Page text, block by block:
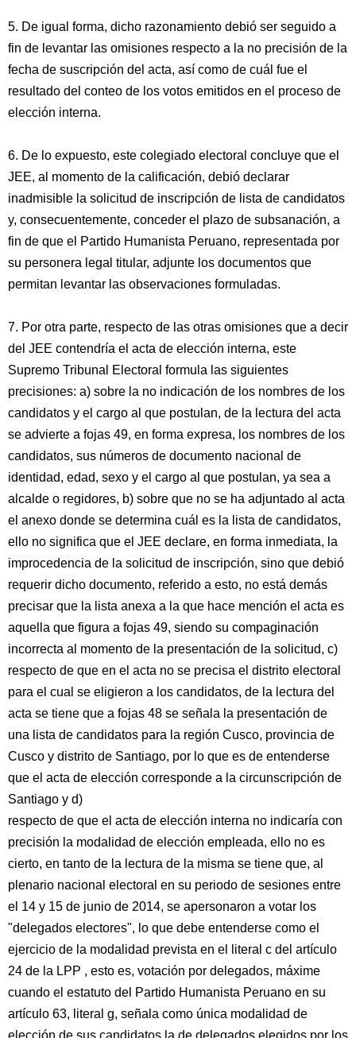
5. De igual forma, dicho razonamiento debió ser seguido a
fin de levantar las omisiones respecto a la no precisión de la
fecha de suscripción del acta, así como de cuál fue el
resultado del conteo de los votos emitidos en el proceso de
elección interna.
6. De lo expuesto, este colegiado electoral concluye que el
JEE, al momento de la calificación, debió declarar
inadmisible la solicitud de inscripción de lista de candidatos
y, consecuentemente, conceder el plazo de subsanación, a
fin de que el Partido Humanista Peruano, representada por
su personera legal titular, adjunte los documentos que
permitan levantar las observaciones formuladas.
7. Por otra parte, respecto de las otras omisiones que a decir
del JEE contendría el acta de elección interna, este
Supremo Tribunal Electoral formula las siguientes
precisiones: a) sobre la no indicación de los nombres de los
candidatos y el cargo al que postulan, de la lectura del acta
se advierte a fojas 49, en forma expresa, los nombres de los
candidatos, sus números de documento nacional de
identidad, edad, sexo y el cargo al que postulan, ya sea a
alcalde o regidores, b) sobre que no se ha adjuntado al acta
el anexo donde se determina cuál es la lista de candidatos,
ello no significa que el JEE declare, en forma inmediata, la
improcedencia de la solicitud de inscripción, sino que debió
requerir dicho documento, referido a esto, no está demás
precisar que la lista anexa a la que hace mención el acta es
aquella que figura a fojas 49, siendo su compaginación
incorrecta al momento de la presentación de la solicitud, c)
respecto de que en el acta no se precisa el distrito electoral
para el cual se eligieron a los candidatos, de la lectura del
acta se tiene que a fojas 48 se señala la presentación de
una lista de candidatos para la región Cusco, provincia de
Cusco y distrito de Santiago, por lo que es de entenderse
que el acta de elección corresponde a la circunscripción de
Santiago y d)
respecto de que el acta de elección interna no indicaría con
precisión la modalidad de elección empleada, ello no es
cierto, en tanto de la lectura de la misma se tiene que, al
plenario nacional electoral en su periodo de sesiones entre
el 14 y 15 de junio de 2014, se apersonaron a votar los
"delegados electores", lo que debe entenderse como el
ejercicio de la modalidad prevista en el literal c del artículo
24 de la LPP , esto es, votación por delegados, máxime
cuando el estatuto del Partido Humanista Peruano en su
artículo 63, literal g, señala como única modalidad de
elección de sus candidatos la de delegados elegidos por los